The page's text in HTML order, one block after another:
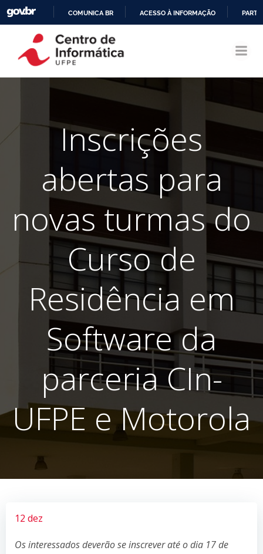
CONTEÚDO
COMUNICA BR ACESSO À INFORMAÇÃO
Inscrições
abertas para
novas turmas do
Curso de
Residência em
Software da
parceria CIn-
UFPE e Motorola
12 dez
Os interessados deverão se inscrever até o dia 17 de